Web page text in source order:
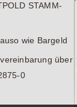
STAMM-
wie Bargeld
über
0